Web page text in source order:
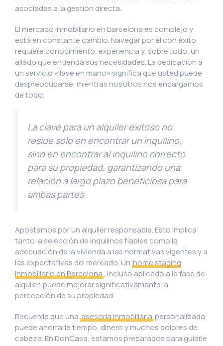
asociadas a la gestión directa.
El mercado inmobiliario en Barcelona es complejo y
está en constante cambio. Navegar por él con éxito
requiere conocimiento, experiencia y, sobre todo, un
aliado que entienda sus necesidades. La dedicación a
un servicio «llave en mano» significa que usted puede
despreocuparse, mientras nosotros nos encargamos
de todo.
La clave para un alquiler exitoso no
reside solo en encontrar un inquilino,
sino en encontrar al inquilino correcto
para su propiedad, garantizando una
relación a largo plazo beneficiosa para
ambas partes.
Apostamos por un alquiler responsable. Esto implica
tanto la selección de inquilinos fiables como la
adecuación de la vivienda a las normativas vigentes y a
las expectativas del mercado. Un home staging
inmobiliario en Barcelona, incluso aplicado a la fase de
alquiler, puede mejorar significativamente la
percepción de su propiedad.
Recuerde que una asesoría inmobiliariapersonalizada
puede ahorrarle tiempo, dinero y muchos dolores de
cabeza. En DonCasa, estamos preparados para guiarle